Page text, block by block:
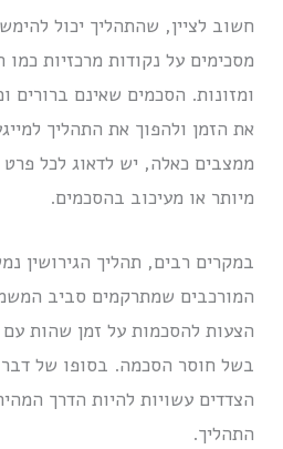
חשוב לציין, שהתהליך יכול
מסכימים על נקודות מרכזיות
ומזונות. הסכמים שאינם ברורים
את הזמן ולהפוך את התהליך
ממצבים כאלה, יש לדאוג לכל
מיותר או מעיכוב בהסכמים.
במקרים רבים, תהליך הגירושין
המורכבים שמתרקמים סביב
הצעות להסכמות על זמן שהות עם
בשל חוסר הסכמה. בסופו של
הצדדים עשויות להיות הדרך
התהליך.